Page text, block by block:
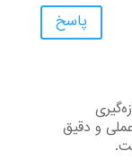
پاسخ
و دقیق